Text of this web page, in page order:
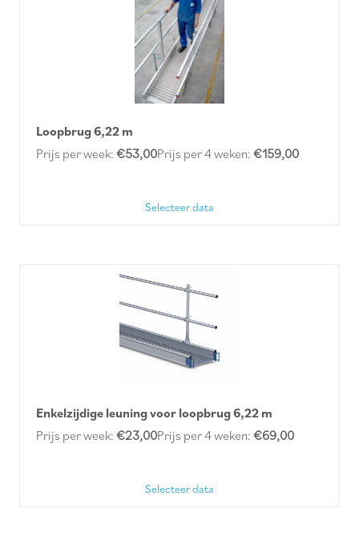
Loopbrug 6,22 m
Prijs per week: €53,00Prijs per 4 weken: €159,00
Selecteer data
Enkelzijdige leuning voor loopbrug 6,22 m
Prijs per week: €23,00Prijs per 4 weken: €69,00
Selecteer data